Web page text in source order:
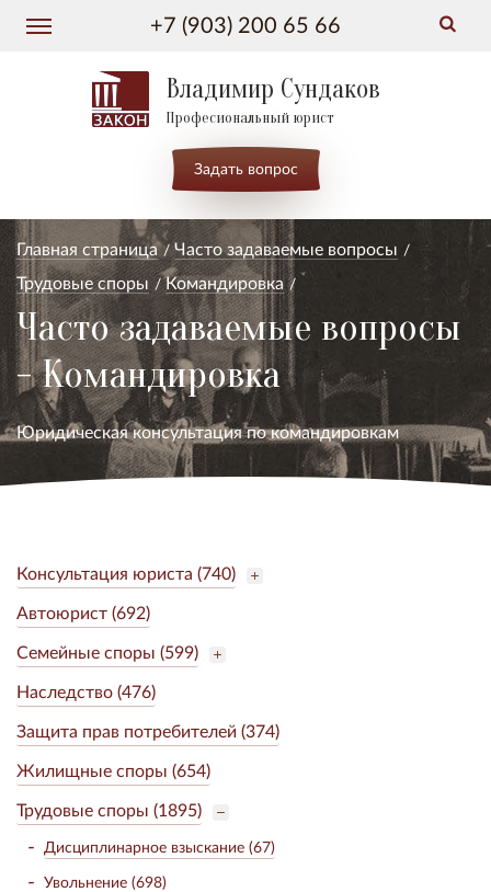
+7 (903) 200 65 66
Владимир Сундаков
Професиональный юрист
Задать вопрос
Главная страница
Часто задаваемые вопросы
Трудовые споры
Командировка
Часто задаваемые вопросы
- Командировка
Юридическая консультация по командировкам
Консультация юриста (740)
Автоюрист (692)
Семейные споры (599)
Наследство (476)
Защита прав потребителей (374)
Жилищные споры (654)
Трудовые споры (1895)
Дисциплинарное взыскание (67)
Увольнение (698)